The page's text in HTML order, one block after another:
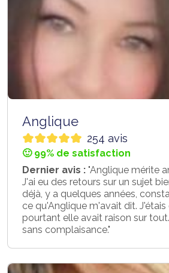
Anglique
254 avis
🙂 99% de satisfaction
Dernier avis : "Anglique mérite
J'ai eu des retours sur un sujet
déjà, y a quelques années,
ce qu'Anglique m'avait dit.
pourtant elle avait raison sur
sans complaisance."